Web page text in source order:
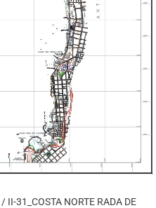
/ II-31_COSTA NORTE RADA DE